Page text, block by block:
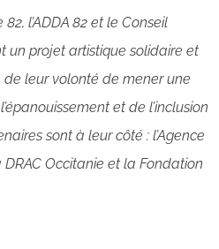
l’ADDA 82 et le Conseil
un projet artistique solidaire et
leur volonté de mener une
et de l’inclusion
sont à leur côté : l’Agence
Occitanie et la Fondation